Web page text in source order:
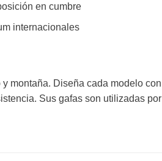
en cumbre
internacionales
montaña. Diseña cada modelo con
Sus gafas son utilizadas por